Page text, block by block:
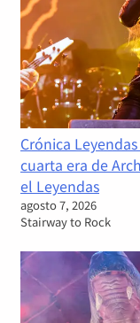
Crónica
cuarta era de
el Leyendas
agosto 7, 2026
Stairway to Rock